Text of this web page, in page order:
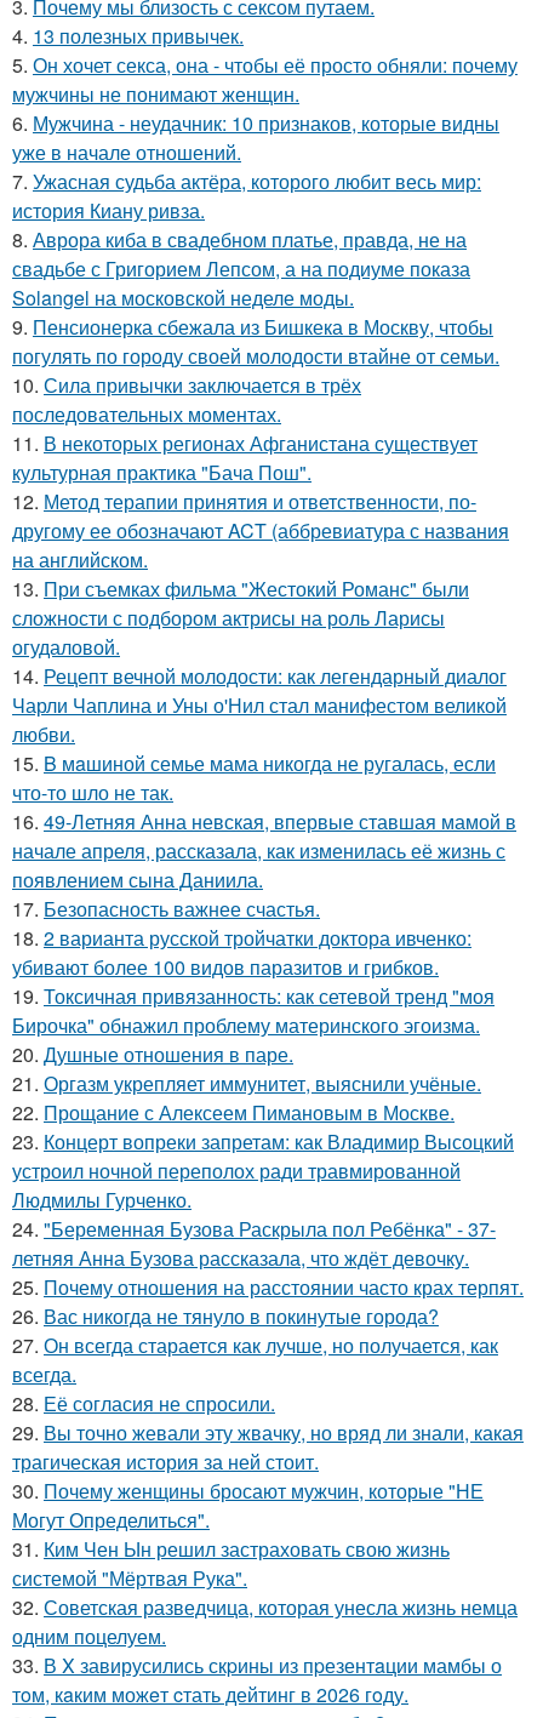
3. Почему мы близость с сексом путаем.
4. 13 полезных привычек.
5. Он хочет секса, она - чтобы её просто обняли: почему
мужчины не понимают женщин.
6. Мужчина - неудачник: 10 признаков, которые видны
уже в начале отношений.
7. Ужасная судьба актёра, которого любит весь мир:
история Киану ривза.
8. Аврора киба в свадебном платье, правда, не на
свадьбе с Григорием Лепсом, а на подиуме показа
Solangel на московской неделе моды.
9. Пенсионерка сбежала из Бишкека в Москву, чтобы
погулять по городу своей молодости втайне от семьи.
10. Сила привычки заключается в трёх
последовательных моментах.
11. В некоторых регионах Афганистана существует
культурная практика "Бача Пош".
12. Метод терапии принятия и ответственности, по-
другому ее обозначают ACT (аббревиатура с названия
на английском.
13. При съемках фильма "Жестокий Романс" были
сложности с подбором актрисы на роль Ларисы
огудаловой.
14. Рецепт вечной молодости: как легендарный диалог
Чарли Чаплина и Уны о'Нил стал манифестом великой
любви.
15. B мaшиной семье мама никогда не ругалась, если
что-то шло не так.
16. 49-Летняя Анна невская, впервые ставшая мамой в
начале апреля, рассказала, как изменилась её жизнь с
появлением сына Даниила.
17. Безопасность важнее счастья.
18. 2 варианта русской тройчатки доктора ивченко:
убивают более 100 видов паразитов и грибков.
19. Токсичная привязанность: как сетевой тренд "моя
Бирочка" обнажил проблему материнского эгоизма.
20. Душные отношения в паре.
21. Оргазм укрепляет иммунитет, выяснили учёные.
22. Прощание с Алексеем Пимановым в Москве.
23. Концерт вопреки запретам: как Владимир Высоцкий
устроил ночной переполох ради травмированной
Людмилы Гурченко.
24. "Беременная Бузова Раскрыла пол Ребёнка" - 37-
летняя Анна Бузова рассказала, что ждёт девочку.
25. Почему отношения на расстоянии часто крах терпят.
26. Вас никогда не тянуло в покинутые города?
27. Он всегда старается как лучше, но получается, как
всегда.
28. Её согласия не спросили.
29. Вы точно жевали эту жвачку, но вряд ли знали, какая
трагическая история за ней стоит.
30. Почему женщины бросают мужчин, которые "НЕ
Могут Определиться".
31. Ким Чен Ын решил застраховать свою жизнь
системой "Мёртвая Рука".
32. Советская разведчица, которая унесла жизнь немца
одним поцелуем.
33. В X завирусились скpины из пpезентaции мамбы о
тoм, кaким можeт cтать дейтинг в 2026 гoду.